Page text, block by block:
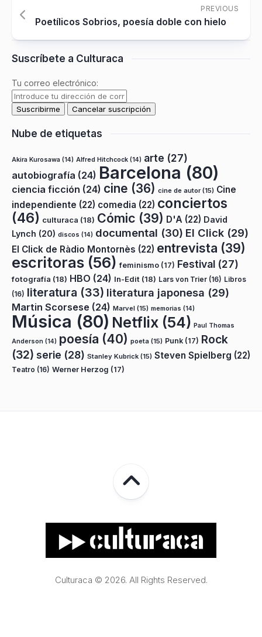
PREVIOUS
Poetílicos Sobrios, poesía doble con hielo
Suscríbete a Culturaca
Tu correo electrónico:
Nube de etiquetas
Akira Kurosawa (14) Alfred Hitchcock (14) arte (27)
autobiografía (24) Barcelona (80)
ciencia ficción (24) cine (36) cine de autor(15) Cine
independiente (22) comedia (22) conciertos
(46) culturaca (18) Cómic (39) D'A (22) David
Lynch (20) discos (14) documental (30) El Click (29)
El Click de Ràdio Montornès (22) entrevista (39)
escritoras (56) feminismo (17) Festival (27)
fotografía (18) HBO (24) In-Edit (18) Lars von Trier (16) Libros
(16) literatura (33) literatura japonesa (29)
Martin Scorsese (24) Marvel (15) memorias (14)
Música (80) Netflix (54) Paul Thomas
Anderson (14) poesía (40) poeta (15) Punk (17) Rock
(32) serie (28) Stanley Kubrick (15) Steven Spielberg (22)
Teatro (16) Werner Herzog (17)
Culturaca © 2026. All Rights Reserved.